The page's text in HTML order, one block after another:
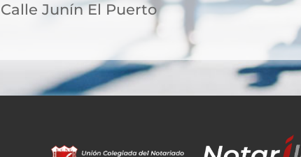
Calle Junín El Puerto